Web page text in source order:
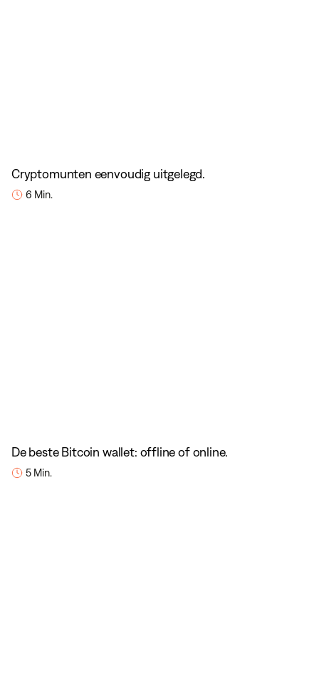
Cryptomunten eenvoudig uitgelegd.
6 Min.
De beste Bitcoin wallet: offline of online.
5 Min.